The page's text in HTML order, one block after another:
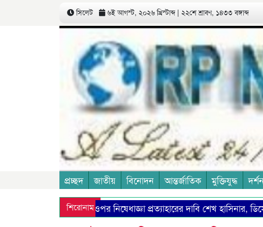
সিলেট ৬ই আগস্ট, ২০২৬ খ্রিস্টাব্দ | ২২শে শ্রাবণ, ১৪৩৩ বঙ্গাব্দ
প্রচ্ছদ জাতীয় বিনোদন আন্তর্জাতিক মুক্তিযুদ্ধ
শিরোনাম
আওয়ামী লীগের ওপর নিষেধাজ্ঞা প্রত্যাহারের দাবি শেখ হাসিনার, ডিসেম্বরে
স্বামীর সম্পত্তিতে অধিকার চান বিধবা রহিমা
আজ বিশ্ব স্কাউট স্কার্ফ ডে: